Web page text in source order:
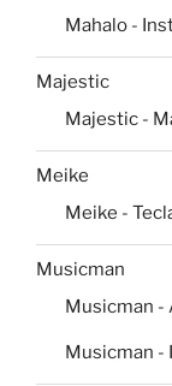
Mahalo -
Majestic
Majestic -
Meike
Meike -
Musicman
Musicman -
Musicman